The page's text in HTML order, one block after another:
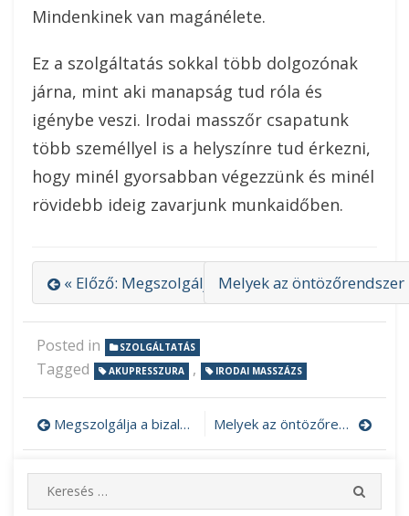
Mindenkinek van magánélete.
Ez a szolgáltatás sokkal több dolgozónak
járna, mint aki manapság tud róla és
igénybe veszi. Irodai masszőr csapatunk
több személlyel is a helyszínre tud érkezni,
hogy minél gyorsabban végezzünk és minél
rövidebb ideig zavarjunk munkaidőben.
« Előző: Megszolgálja a bizalmunkat a
Melyek az
Posted in SZOLGÁLTATÁS
Tagged AKUPRESSZURA , IRODAI MASSZÁZS
Bejegyzés
navigáció
Megszolgálja a bizalmunkat a postakész boríték Melyek az öntözőrendszer kiépítésnek lépései?
e
E